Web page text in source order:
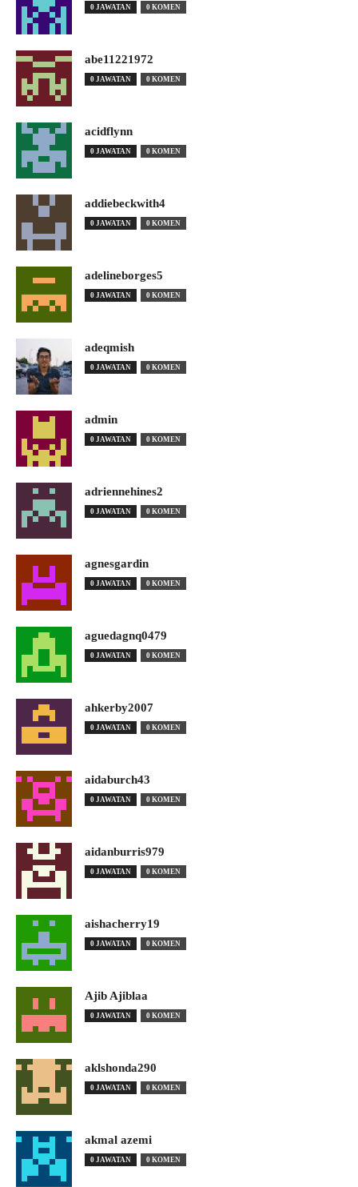
0 JAWATAN 0 KOMEN
abe11221972
0 JAWATAN 0 KOMEN
acidflynn
0 JAWATAN 0 KOMEN
addiebeckwith4
0 JAWATAN 0 KOMEN
adelineborges5
0 JAWATAN 0 KOMEN
adeqmish
0 JAWATAN 0 KOMEN
admin
0 JAWATAN 0 KOMEN
adriennehines2
0 JAWATAN 0 KOMEN
agnesgardin
0 JAWATAN 0 KOMEN
aguedagnq0479
0 JAWATAN 0 KOMEN
ahkerby2007
0 JAWATAN 0 KOMEN
aidaburch43
0 JAWATAN 0 KOMEN
aidanburris979
0 JAWATAN 0 KOMEN
aishacherry19
0 JAWATAN 0 KOMEN
Ajib Ajiblaa
0 JAWATAN 0 KOMEN
aklshonda290
0 JAWATAN 0 KOMEN
akmal azemi
0 JAWATAN 0 KOMEN